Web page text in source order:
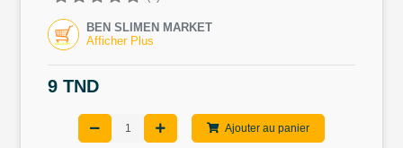
BEN SLIMEN MARKET
Afficher Plus
9 TND
Ajouter au panier